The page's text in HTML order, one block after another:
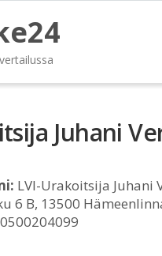
Juhani
LVI-Urakoitsija Juhani
6 B, 13500
0500204099